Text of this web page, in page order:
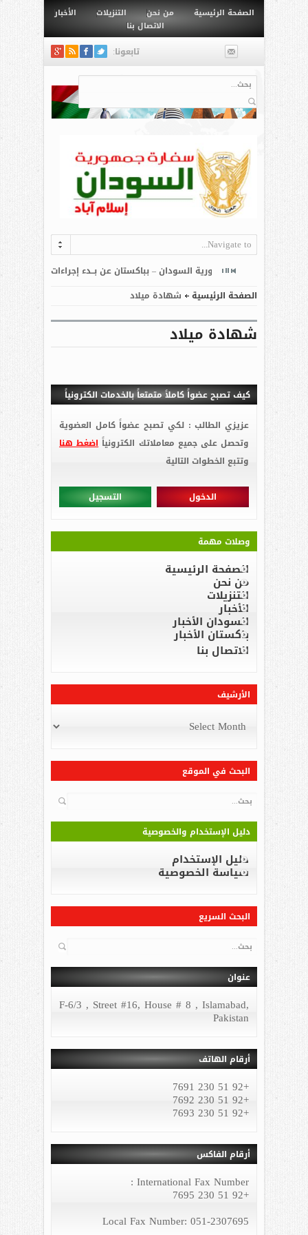
الصفحة الرئيسية من نحن التنزيلات
الأخبار
الاتصال بنا
تابعونا:
البحث
Navigate to...
الصفحة الرئيسية
شهادة ميلاد
شهادة ميلاد
كيف تصبح عضواً كاملاً متمتعاً بالخدمات الكترونياً
عزيزي الطالب : لكي تصبح عضواً كامل العضوية
وتحصل على جميع معاملاتك الكترونياًاضغط هنا
وتتبع الخطوات التالية
الدخول التسجيل
وصلات مهمة
الصفحة الرئيسية
من نحن
التنزيلات
الأخبار
السودان الأخبار
باكستان الأخبار
الاتصال بنا
الأرشيف
الأرشيف
البحث في الموقع
البحث
دليل الإستخدام والخصوصية
دليل الإستخدام
سياسة الخصوصية
البحث السريع
البحث
عنوان
F-6/3 , Street #16, House # 8 , Islamabad,
Pakistan
أرقام الهاتف
+92 51 230 7691
+92 51 230 7692
+92 51 230 7693
أرقام الفاكس
International Fax Number :
+92 51 230 7695
Local Fax Number: 051-2307695